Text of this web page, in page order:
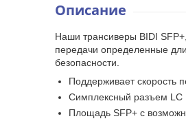
Описание
Наши трансиверы BIDI
передачи определенные
безопасности.
Поддерживает скорость
Симплексный разъем LC
Площадь SFP+ с